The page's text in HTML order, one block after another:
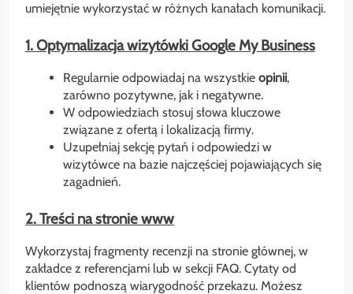
umiejętnie wykorzystać w różnych kanałach komunikacji.
1. Optymalizacja wizytówki Google My Business
Regularnie odpowiadaj na wszystkie opinii,
zarówno pozytywne, jak i negatywne.
W odpowiedziach stosuj słowa kluczowe
związane z ofertą i lokalizacją firmy.
Uzupełniaj sekcję pytań i odpowiedzi w
wizytówce na bazie najczęściej pojawiających się
zagadnień.
2. Treści na stronie www
Wykorzystaj fragmenty recenzji na stronie głównej, w
zakładce z referencjami lub w sekcji FAQ. Cytaty od
klientów podnoszą wiarygodność przekazu. Możesz